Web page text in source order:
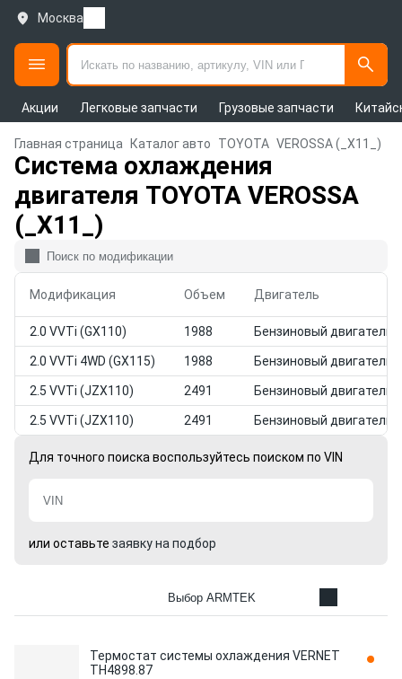
Москва
Акции Легковые запчасти Грузовые запчасти
Главная страница Каталог авто TOYOTA VEROSSA (_X11_)
Система охлаждения
двигателя TOYOTA VEROSSA
(_X11_)
Модификация Объем Двигатель
2.0 VVTi (GX110) 1988 Бензиновый двигатель
2.0 VVTi 4WD (GX115) 1988 Бензиновый двигатель
2.5 VVTi (JZX110) 2491 Бензиновый двигатель
2.5 VVTi (JZX110) 2491 Бензиновый двигатель
Для точного поиска воспользуйтесь поиском по VIN
или оставьте заявку на подбор
Выбор ARMTEK
Термостат системы охлаждения VERNET
TH4898.87